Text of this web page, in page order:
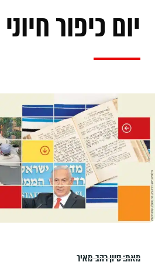
יום כיפור חיוני
מאת:סיון רהב-מאיר